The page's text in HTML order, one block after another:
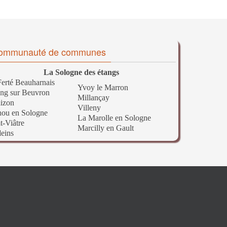
de communes
La Sologne des étangs
Beauharnais
sur Beuvron
en Sologne
Viâtre
Yvoy le Marron
Millançay
Villeny
La Marolle en Sologne
Marcilly en Gault